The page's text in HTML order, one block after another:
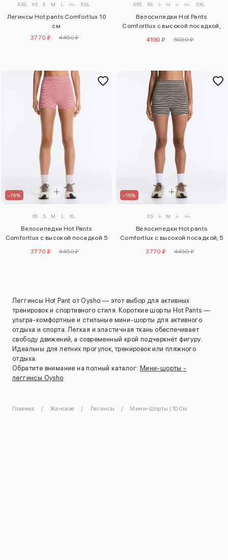
XXS XS S M L XL XXL
Легинсы Hot pants Comfortlux 10
см
3770 ₽
4450 ₽
XXS XS S M L XL XXL
Велосипедки Hot Pants
Comfortlux с высокой посадкой,
4190 ₽ 5030 ₽
–16%
XS S M L XL
Велосипедки Hot Pants
Comfortlux с высокой посадкой 5
3770 ₽ 4450 ₽
–16%
XS S M L XL
Велосипедки Hot pants
Comfortlux с высокой посадкой, 5
3770 ₽ 4450 ₽
Леггинсы Hot Pant от Oysho — этот выбор для активных
тренировок и спортивного стиля. Короткие шорты Hot Pants —
ультра-комфортные и стильные мини-шорты для активного
отдыха и спорта. Легкая и эластичная ткань обеспечивает
свободу движений, а современный крой подчеркнёт фигуру.
Идеальны для летних прогулок, тренировок или пляжного
отдыха.
Обратите внимание на полный каталог: Мини-шорты -
леггинсы Oysho
Главная Женское Легинсы Мини-Шорты | 10 См